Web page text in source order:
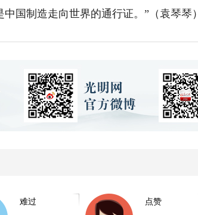
国制造走向世界的通行证。”（袁琴琴）
难过 点赞